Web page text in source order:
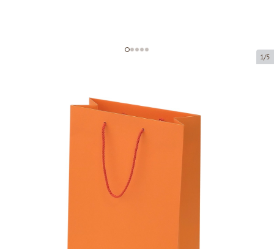
1/5
Oranžiniai popieriniai maišeliai su
medžiaginėmis rankenomis
V54
23 x 10 x 33 cm
popierius
200 g/m2
Prekę galima atsiimti atsiėmimo punkte.